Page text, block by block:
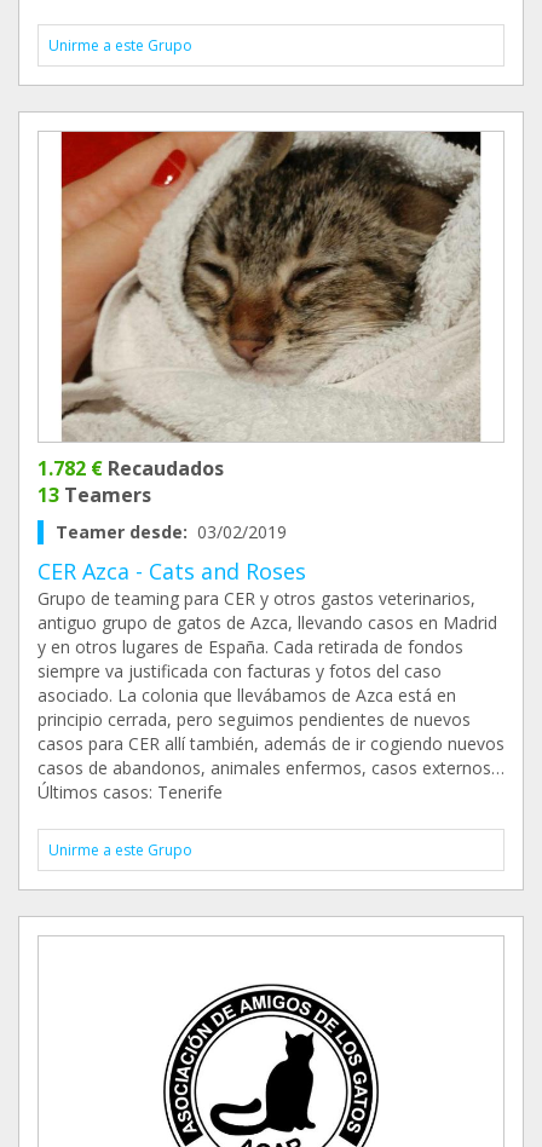
Unirme a este Grupo
1.782 € Recaudados
13 Teamers
Teamer desde: 03/02/2019
CER Azca - Cats and Roses
Grupo de teaming para CER y otros gastos veterinarios,
antiguo grupo de gatos de Azca, llevando casos en Madrid
y en otros lugares de España. Cada retirada de fondos
siempre va justificada con facturas y fotos del caso
asociado. La colonia que llevábamos de Azca está en
principio cerrada, pero seguimos pendientes de nuevos
casos para CER allí también, además de ir cogiendo nuevos
casos de abandonos, animales enfermos, casos externos…
Últimos casos: Tenerife
Unirme a este Grupo